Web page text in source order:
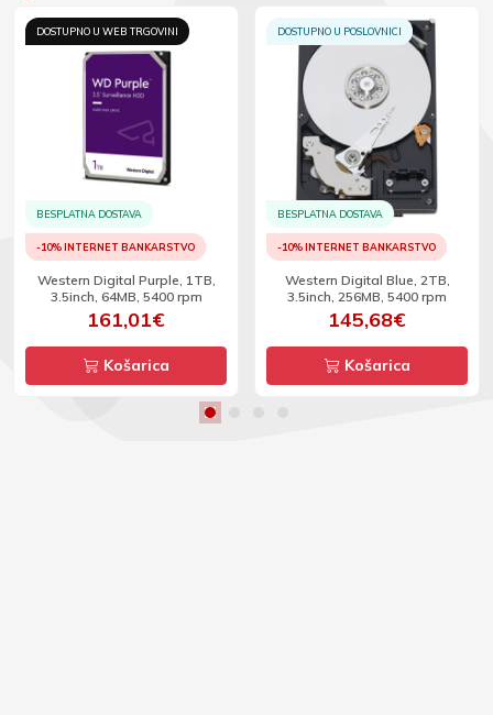
DOSTUPNO U WEB TRGOVINI
BESPLATNA DOSTAVA
-10% INTERNET BANKARSTVO
Western Digital Purple, 1TB,
3.5inch, 64MB, 5400 rpm
161,01€
Košarica
DOSTUPNO U POSLOVNICI
BESPLATNA DOSTAVA
-10% INTERNET BANKARSTVO
Western Digital Blue, 2TB,
3.5inch, 256MB, 5400 rpm
145,68€
Košarica